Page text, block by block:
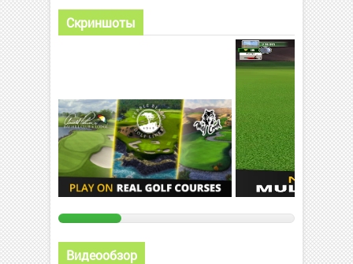
Скриншоты
Видеообзор